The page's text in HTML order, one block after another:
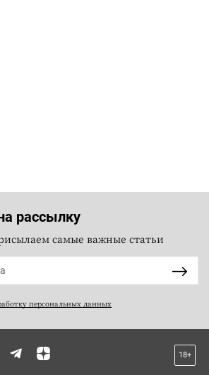
рассылку
самые важные статьи
персональных данных
18+